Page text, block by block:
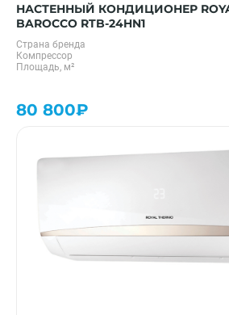
НАСТЕННЫЙ КОНДИЦИОНЕР
BAROCCO RTB-24HN1
Страна бренда
Компрессор
Площадь, м²
80 800₽